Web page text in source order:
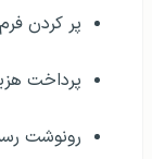
پر کردن
پرداخت
رونوشت